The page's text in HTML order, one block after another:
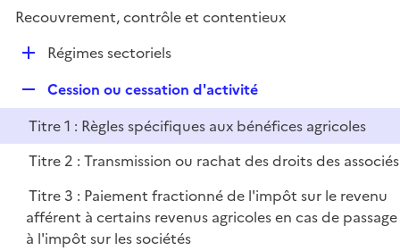
e
ip
r
Recouvrement, contrôle et contentieux
D
p
l
i
e
Régimes sectoriels
e
p
l
e
r
Cession ou cessation d'activité
Titre 1 : Règles spécifiques aux bénéfices agricoles
Titre 2 : Transmission ou rachat des droits des associés
Titre 3 : Paiement fractionné de l'impôt sur le revenu
afférent à certains revenus agricoles en cas de passage
à l'impôt sur les sociétés